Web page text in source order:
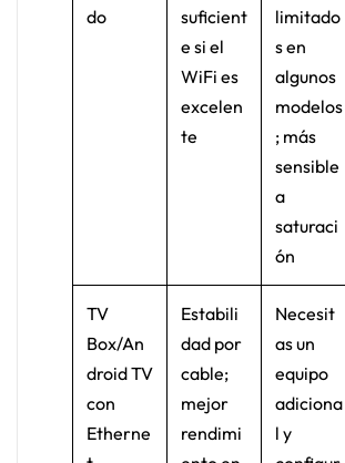
do
suficient
e si el
WiFi es
excelen
te
limitado
s en
algunos
modelos
; más
sensible
a
saturaci
ón
TV
Box/An
droid TV
con
Etherne
Estabili
dad por
cable;
mejor
rendimi
Necesit
as un
equipo
adiciona
l y